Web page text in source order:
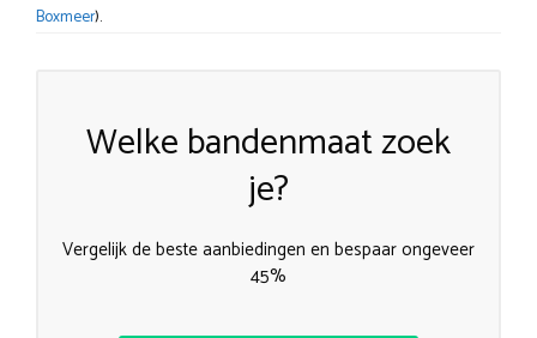
Boxmeer).
Welke bandenmaat zoek
je?
Vergelijk de beste aanbiedingen en bespaar ongeveer
45%